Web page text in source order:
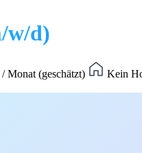
w/d)
Monat (geschätzt)
Kein